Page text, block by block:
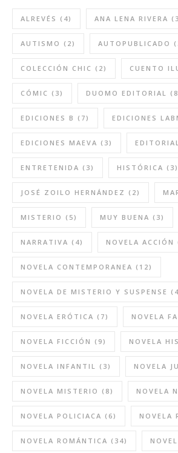
ALREVÉS (4) ANA LENA RIVERA
AUTISMO (2) AUTOPUBLICADO
COLECCIÓN CHIC (2) CUENTO
CÓMIC (3) DUOMO EDITORIAL
EDICIONES B (7) EDICIONES
EDICIONES MAEVA (3)
ENTRETENIDA (3) HISTÓRICA (3)
JOSÉ ZOILO HERNÁNDEZ (2)
MISTERIO (5) MUY BUENA (3)
NARRATIVA (4) NOVELA ACCIÓN
NOVELA CONTEMPORANEA (12)
NOVELA DE MISTERIO Y SUSPENSE
NOVELA ERÓTICA (7) NOVELA
NOVELA FICCIÓN (9) NOVELA
NOVELA INFANTIL (3) NOVELA
NOVELA MISTERIO (8) NOVELA
NOVELA POLICIACA (6) NOVELA
NOVELA ROMÁNTICA (34)